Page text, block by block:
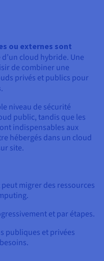
ou externes sont
cloud hybride. Une
de combiner une
privés et publics pour
.
niveau de sécurité
public, tandis que les
indispensables aux
hébergés dans un cloud
site.
migrer des ressources
et par étapes.
publiques et privées